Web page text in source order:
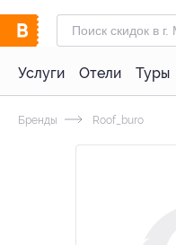
Услуги Отели Туры
Бренды Roof_buro